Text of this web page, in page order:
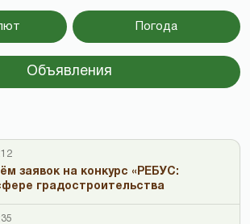
Погода
Объявления
заявок на конкурс «РЕБУС:
градостроительства